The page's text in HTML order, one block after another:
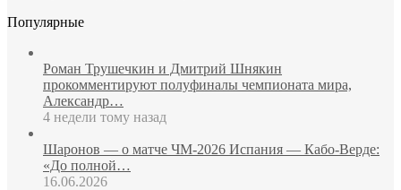
Популярные
Роман Трушечкин и Дмитрий Шнякин
прокомментируют полуфиналы чемпионата мира,
Александр…
4 недели тому назад
Шаронов — о матче ЧМ‑2026 Испания — Кабо‑Верде:
«До полной…
16.06.2026